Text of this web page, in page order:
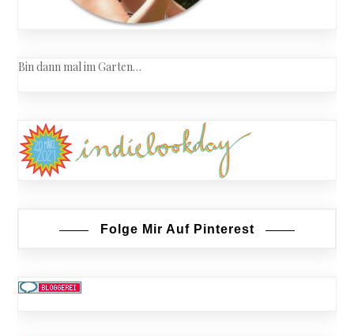
Bin dann mal im Garten…
Folge Mir Auf Pinterest